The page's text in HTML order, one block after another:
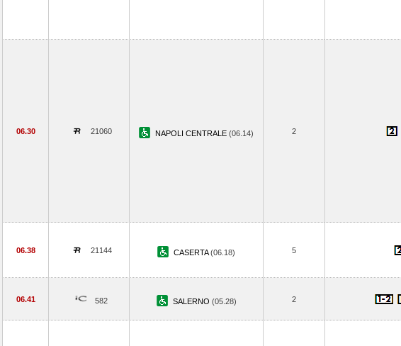
06.30 21060 NAPOLI CENTRALE (06.14) 2
06.38 21144 CASERTA(06.18) 5
06.41 582 SALERNO (05.28) 2